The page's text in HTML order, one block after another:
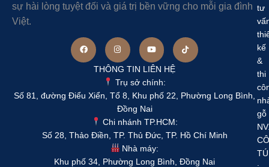
sự hài lòng tuyệt đối và giá trị bền vững cho mỗi gia đình
Việt.
THÔNG TIN LIÊN HỆ
Trụ sở chính:
Số 81, đường Điểu Xiển, Tổ 8, Khu phố 22, Phường Long Bình,
Đồng Nai
Chi nhánh TP.HCM:
Số 28, Thảo Điền, TP. Thủ Đức, TP. Hồ Chí Minh
Nhà máy:
Khu phố 34, Phường Long Bình, Đồng Nai
tư
kế
&
thi
gỗ
TÚ